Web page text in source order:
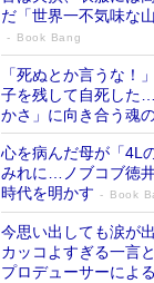
だ「世界一不気味な
Book Bang
「死ぬとか言うな！
子を残して自死した
かさ」に向き合う魂
心を病んだ母が「4L
みれに…ノブコブ徳
時代を明かす
Book
今思い出しても涙が
カッコよすぎる一言
プロデューサーによ